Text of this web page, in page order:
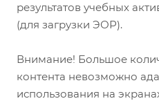
результатов учебных
(для загрузки ЭОР).
Внимание! Большое
контента невозможно
использования на